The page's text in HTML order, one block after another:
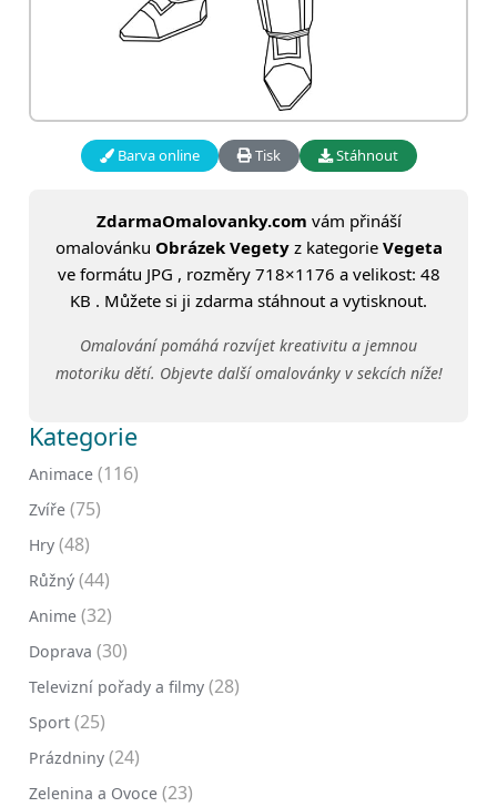
Barva online Tisk Stáhnout
ZdarmaOmalovanky.com vám přináší
omalovánku Obrázek Vegetyz kategorie Vegeta
ve formátu JPG , rozměry 718×1176 a velikost: 48
KB . Můžete si ji zdarma stáhnout a vytisknout.
Omalování pomáhá rozvíjet kreativitu a jemnou
motoriku dětí. Objevte další omalovánky v sekcích níže!
Kategorie
Animace (116)
Zvíře (75)
Hry (48)
Růžný (44)
Anime (32)
Doprava (30)
Televizní pořady a filmy (28)
Sport (25)
Prázdniny (24)
Zelenina a Ovoce (23)